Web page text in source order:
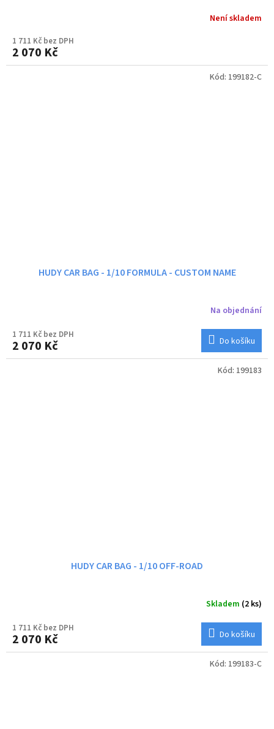
Není skladem
1 711 Kč bez DPH
2 070 Kč
HUDY CAR BAG - 1/10 FORMULA - CUSTOM NAME
Na objednání
1 711 Kč bez DPH
2 070 Kč Do košíku
Kód: 199182-C
HUDY CAR BAG - 1/10 OFF-ROAD
Skladem (2 ks)
1 711 Kč bez DPH
2 070 Kč Do košíku
Kód: 199183
Kód: 199183-C